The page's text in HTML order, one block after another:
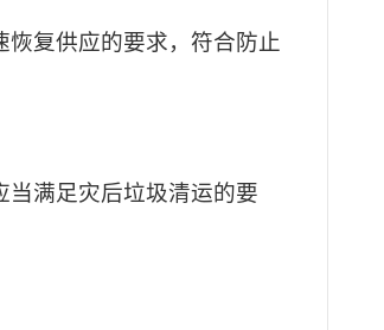
恢复供应的要求，符合防止
当满足灾后垃圾清运的要